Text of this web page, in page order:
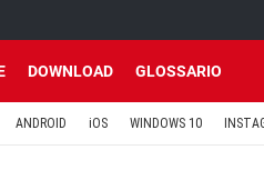
DOWNLOAD GLOSSARIO
ANDROID iOS WINDOWS 10